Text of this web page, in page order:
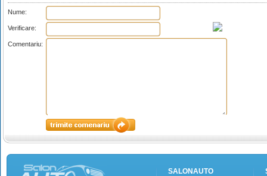
Nume:
Verificare:
Comentariu:
SALONAUTO